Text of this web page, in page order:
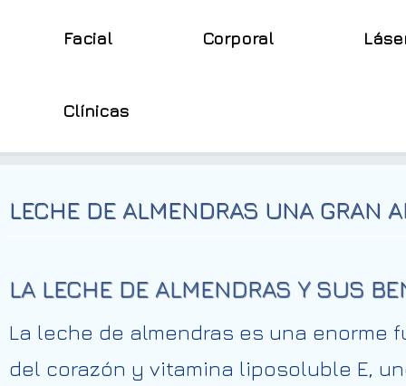
Facial Corporal
Clínicas
LECHE DE ALMENDRAS UNA GRAN
LA LECHE DE ALMENDRAS Y SUS
La leche de almendras es una
del corazón y vitamina liposoluble E,